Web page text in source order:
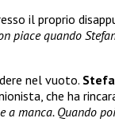
il proprio
piace quando
nel vuoto.
che ha
a manca. Quando